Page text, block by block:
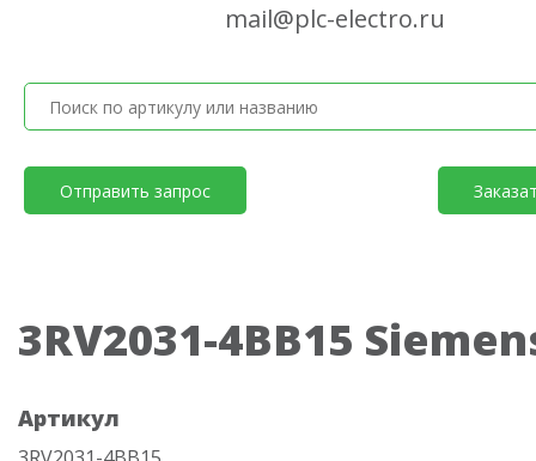
mail@plc-electro.ru
Отправить запрос
3RV2031-4BB15
Артикул